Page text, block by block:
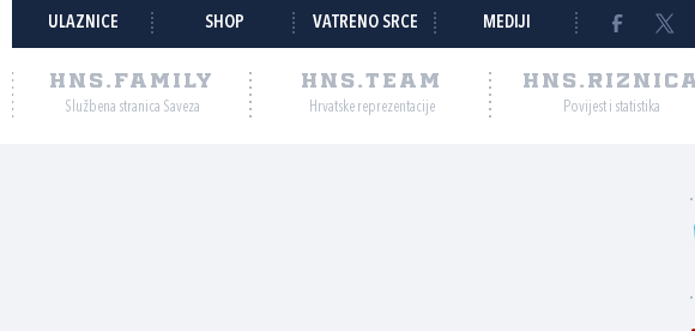
ULAZNICE SHOP VATRENO SRCE MEDIJI
HNS.FAMILY
Službena stranica Saveza
HNS.TEAM
Hrvatske reprezentacije Povijest i statistika